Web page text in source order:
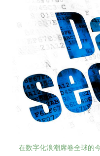
在数字化浪潮席卷全球的